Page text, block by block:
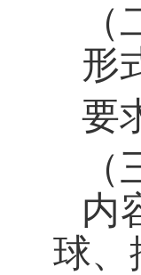
形
要
内
球、